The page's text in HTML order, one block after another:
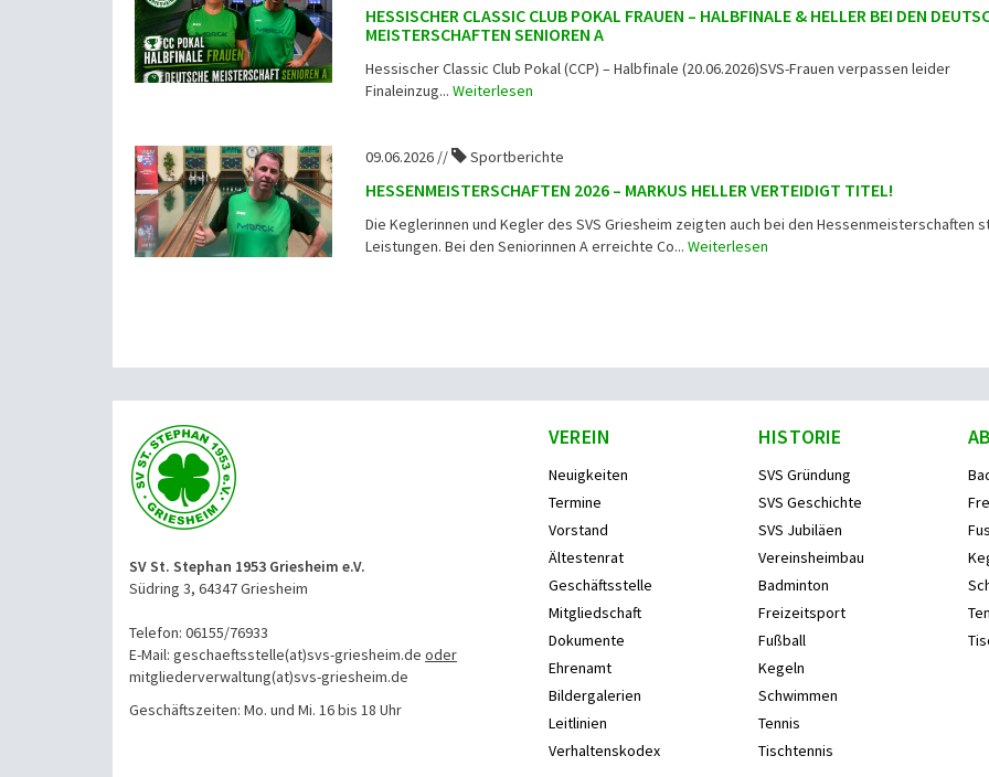
HESSISCHER CLASSIC CLUB POKAL FRAUEN – HALBFINALE & HELLER BEI DEN
MEISTERSCHAFTEN SENIOREN A
Hessischer Classic Club Pokal (CCP) – Halbfinale (20.06.2026)SVS-Frauen verpassen leider
Finaleinzug...Weiterlesen
09.06.2026 // Sportberichte
HESSENMEISTERSCHAFTEN 2026 – MARKUS HELLER VERTEIDIGT TITEL!
Die Keglerinnen und Kegler des SVS Griesheim zeigten auch bei den Hessenmeisterschaften
Leistungen. Bei den Seniorinnen A erreichte Co...Weiterlesen
SV St. Stephan 1953 Griesheim e.V.
Südring 3, 64347 Griesheim
Telefon: 06155/76933
E-Mail: geschaeftsstelle(at)svs-griesheim.de oder
mitgliederverwaltung(at)svs-griesheim.de
Geschäftszeiten: Mo. und Mi. 16 bis 18 Uhr
VEREIN
Neuigkeiten
Termine
Vorstand
Ältestenrat
Geschäftsstelle
Mitgliedschaft
Dokumente
Ehrenamt
Bildergalerien
Leitlinien
Verhaltenskodex
HISTORIE
SVS Gründung
SVS Geschichte
SVS Jubiläen
Vereinsheimbau
Badminton
Freizeitsport
Fußball
Kegeln
Schwimmen
Tennis
Tischtennis